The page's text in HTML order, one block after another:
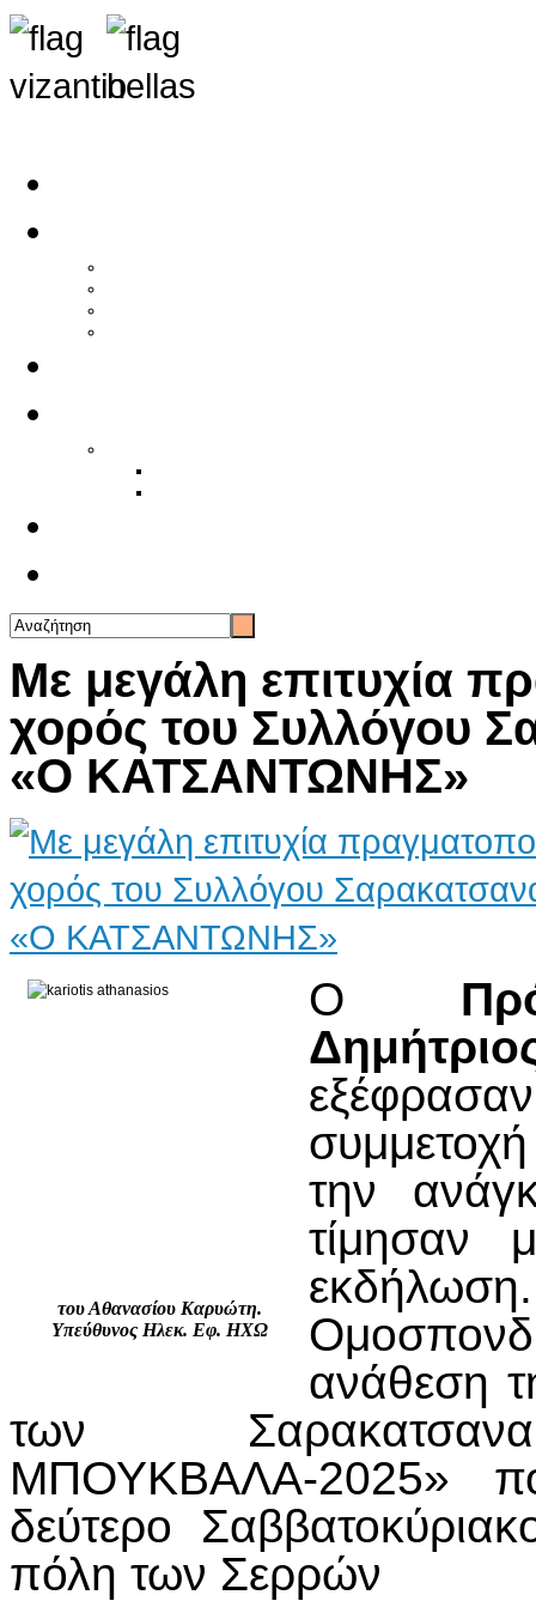
Με μεγάλη επιτυχία
χορός του Συλλόγου
«Ο ΚΑΤΣΑΝΤΩΝΗΣ»
του Αθανασίου Καρυώτη.
Υπεύθυνος Ηλεκ. Εφ. ΗΧΩ
Ο
την
τίμησαν
ανάθεση
των
ΜΠΟΥΚΒΑΛΑ-2025»
δεύτερο
πόλη των Σερρών